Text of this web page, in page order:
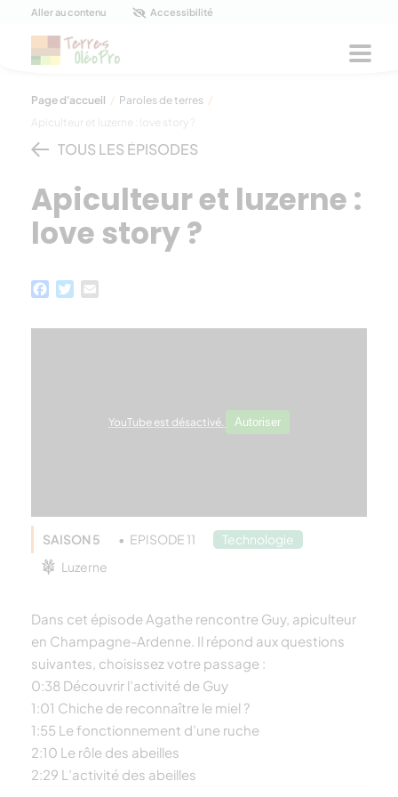
Panneau de gestion des cookies
Aller au contenu Accessibilité
Page d'accueil / Paroles de terres /
Apiculteur et luzerne : love story ?
TOUS LES ÉPISODES
Apiculteur et luzerne :
love story ?
Facebook
Twitter
YouTube est désactivé. Autoriser
SAISON 5 EPISODE 11
Technologie
Luzerne
Dans cet épisode Agathe rencontre Guy, apiculteur
en Champagne-Ardenne. Il répond aux questions
suivantes, choisissez votre passage :
0:38 Découvrir l’activité de Guy
1:01 Chiche de reconnaître le miel ?
1:55 Le fonctionnement d’une ruche
2:10 Le rôle des abeilles
2:29 L’activité des abeilles